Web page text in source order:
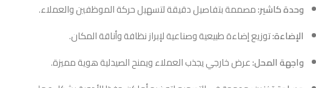
وحدة كاشير:مصممة بتفاصيل دقيقة لتسهيل حركة الموظفين والعملاء.
الإضاءة:توزيع إضاءة طبيعية وصناعية لإبراز نظافة وأناقة المكان.
واجهة المحل:عرض خارجي يجذب العملاء ويمنح الصيدلية هوية مميزة.